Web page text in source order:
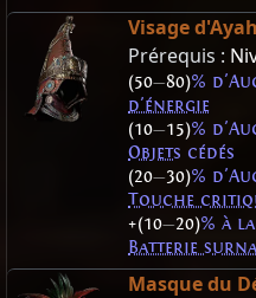
Visage d'Ayah
Prérequis :
(50—80)%
d'énergie
(10—15)%
Objets cédés
(20—30)%
Touche
+(10—20)% à la
Batterie
Masque du